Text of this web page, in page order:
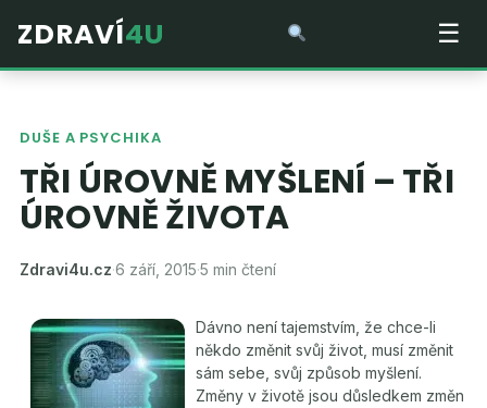
ZDRAVÍ4U ☰
DUŠE A PSYCHIKA
TŘI ÚROVNĚ MYŠLENÍ – TŘI
ÚROVNĚ ŽIVOTA
Zdravi4u.cz·6 září, 2015·5 min čtení
Dávno není tajemstvím, že chce-li
někdo změnit svůj život, musí změnit
sám sebe, svůj způsob myšlení.
Změny v životě jsou důsledkem změn